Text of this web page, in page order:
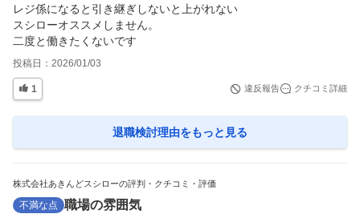
レジ係になると引き継ぎしないと上がれない
スシローオススメしません。
二度と働きたくないです
投稿日： 2026/01/03
1 違反報告 クチコミ詳細
退職検討理由をもっと見る
株式会社あきんどスシローの評判・クチコミ・評価
不満な点 職場の雰囲気